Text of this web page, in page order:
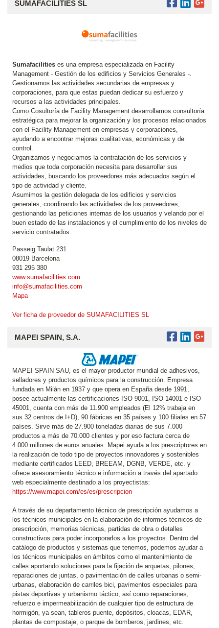
SUMAFACILITIES SL
Sumafacilities es una empresa especializada en Facility
Management - Gestión de los edificios y Servicios Generales -.
Gestionamos las actividades secundarias de empresas y
corporaciones, para que estas puedan dedicar su esfuerzo y
recursos a las actividades principales.
Como Cosultoría de Facility Management desarrollamos consultoría
estratégica para mejorar la organización y los procesos relacionados
con el Facility Management en empresas y corporaciones,
ayudando a encontrar mejoras cualitativas, económicas y de
control.
Organizamos y negociamos la contratación de los servicios y
medios que toda corporación necesita para desarrollar sus
actividades, buscando los proveedores más adecuados según el
tipo de actividad y cliente.
Asumimos la gestión delegada de los edificios y servicios
generales, coordinando las actividades de los proveedores,
gestionando las peticiones internas de los usuarios y velando por el
buen estado de las instalaciones y el cumplimiento de los niveles de
servicio contratados.
Passeig Taulat 231
08019 Barcelona
931 295 380
www.sumafacilities.com
info@sumafacilities.com
Mapa
Ver ficha de proveedor de SUMAFACILITIES SL
MAPEI SPAIN, S.A.
MAPEI SPAIN SAU, es el mayor productor mundial de adhesivos,
selladores y productos químicos para la construcción. Empresa
fundada en Milán en 1937 y que opera en España desde 1991,
posee actualmente las certificaciones ISO 9001, ISO 14001 e ISO
45001, cuenta con más de 11.900 empleados (El 12% trabaja en
sus 32 centros de I+D), 90 fábricas en 35 países y 100 filiales en 57
países. Sirve más de 27.900 toneladas diarias de sus 7.000
productos a más de 70.000 clientes y por eso factura cerca de
4.000 millones de euros anuales. Mapei ayuda a los prescriptores en
la realización de todo tipo de proyectos innovadores y sostenibles
mediante certificados LEED, BREEAM, DGNB, VERDE, etc. y
ofrece asesoramiento técnico e información a través del apartado
web especialmente destinado a los proyectistas:
https://www.mapei.com/es/es/prescripcion
A través de su departamento técnico de prescripción ayudamos a
los técnicos municipales en la elaboración de informes técnicos de
prescripción, memorias técnicas, partidas de obra o detalles
constructivos para poder incorporarlos a los proyectos. Dentro del
catálogo de productos y sistemas que tenemos, podemos ayudar a
los técnicos municipales en ámbitos como el mantenimiento de
calles aportando soluciones para la fijación de arquetas, pilones,
reparaciones de juntas, o pavimentación de calles urbanas o semi-
urbanas, elaboración de carriles bici, pavimentos especiales para
pistas deportivas y urbanismo táctico, así como reparaciones,
refuerzo e impermeabilización de cualquier tipo de estructura de
hormigón, ya sean, tableros puente, depósitos, cloacas, EDAR,
plantas de compostaje, o parque de bomberos, jardines, etc.